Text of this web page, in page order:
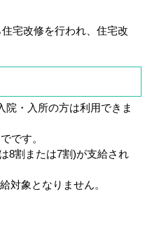
宅改修を行われ、住宅改
院・入所の方は利用できま
です。
8割または7割)が支給され
対象となりません。